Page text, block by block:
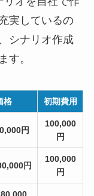
実しているの
シナリオ作成
す。
格 初期費用
円
100,000
円
円
100,000
円